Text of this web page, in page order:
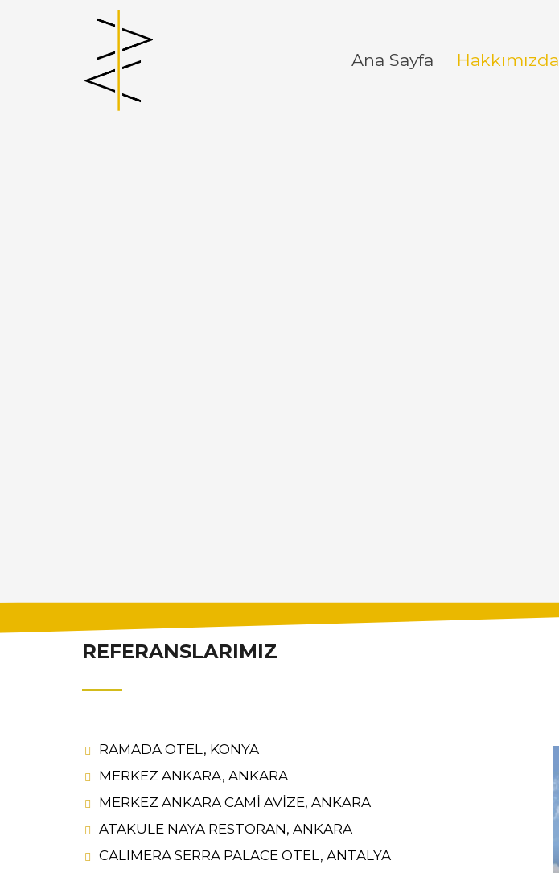
Ana Sayfa Hakkımızda
REFERANSLARIMIZ
RAMADA OTEL, KONYA
MERKEZ ANKARA, ANKARA
MERKEZ ANKARA CAMİ AVİZE, ANKARA
ATAKULE NAYA RESTORAN, ANKARA
CALIMERA SERRA PALACE OTEL, ANTALYA